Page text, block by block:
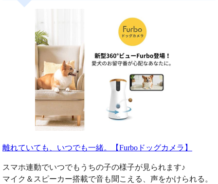
離れていても、いつでも一緒。【Furboドッグカメラ】
スマホ連動でいつでもうちの子の様子が見られます♪
マイク＆スピーカー搭載で音も聞こえる、声をかけられる。